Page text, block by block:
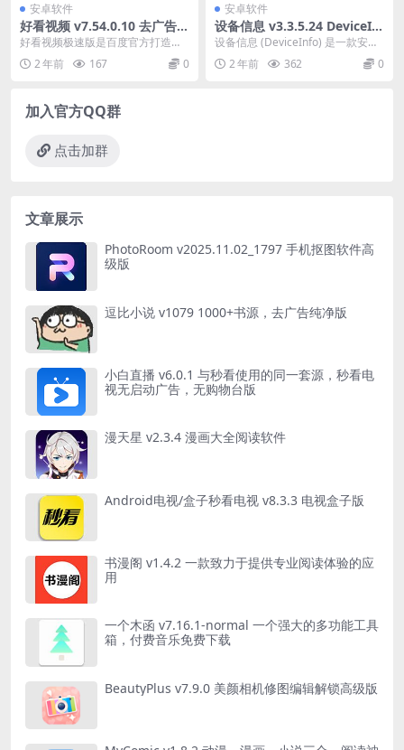
安卓软件
好看视频 v7.54.0.10 去广告纯
净版
好看视频极速版是百度官方打造的
一款段视频软件，根据用户的兴趣
推荐视频给大家，软件...
2 年前 167 0
安卓软件
设备信息 v3.3.5.24 DeviceInf
o 一款安卓设备信息查询软件
设备信息 (DeviceInfo) 是一款安卓
设备信息查询软件。支持一键查询
安卓...2 年前 362 0
加入官方QQ群
点击加群
文章展示
PhotoRoom v2025.11.02_1797 手机抠图软件高
级版
逗比小说 v1079 1000+书源，去广告纯净版
小白直播 v6.0.1 与秒看使用的同一套源，秒看电
视无启动广告，无购物台版
漫天星 v2.3.4 漫画大全阅读软件
Android电视/盒子秒看电视 v8.3.3 电视盒子版
书漫阁 v1.4.2 一款致力于提供专业阅读体验的应
用
一个木函 v7.16.1-normal 一个强大的多功能工具
箱，付费音乐免费下载
BeautyPlus v7.9.0 美颜相机修图编辑解锁高级版